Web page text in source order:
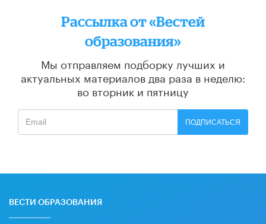
Рассылка от «Вестей
образования»
Мы отправляем подборку лучших и
актуальных материалов два раза в неделю:
во вторник и пятницу
ПОДПИСАТЬСЯ
ВЕСТИ ОБРАЗОВАНИЯ